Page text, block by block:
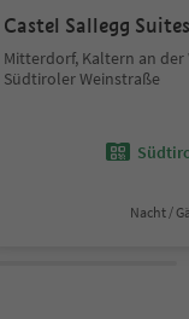
Castel Sallegg Suites
Mitterdorf, Kaltern an der
Südtiroler Weinstraße
Nacht /